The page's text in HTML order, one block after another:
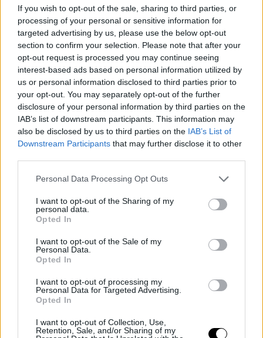
If you wish to opt-out of the sale, sharing to third parties, or
processing of your personal or sensitive information for
targeted advertising by us, please use the below opt-out
section to confirm your selection. Please note that after your
opt-out request is processed you may continue seeing
interest-based ads based on personal information utilized by
us or personal information disclosed to third parties prior to
your opt-out. You may separately opt-out of the further
disclosure of your personal information by third parties on the
IAB’s list of downstream participants. This information may
also be disclosed by us to third parties on the IAB’s List of
Downstream Participants that may further disclose it to other
Personal Data Processing Opt Outs
I want to opt-out of the Sharing of my
personal data.
Opted In
I want to opt-out of the Sale of my
Personal Data.
Opted In
I want to opt-out of processing my
Personal Data for Targeted Advertising.
Opted In
I want to opt-out of Collection, Use,
Retention, Sale, and/or Sharing of my
abbia giocato davvero molto bene, come ha dimostrato
anche nelle semifinali, quindi un grande complimento a
lui per aver ottenuto un risultato del genere. Penso che
sulla terra probabilmente giochi il mio miglior tennis ed
è qui che ho mostrato il mio miglior livello durante tutta
la mia carriera. Penso di starmi preparando bene per
competere qui e quello è l'obiettivo principale".
"Ma per me la priorità è tornare a sentirmi sano e
fisicamente pronto a competere, ed è proprio come mi
sento in questo momento, quindi sono felice per questo.
Penso che i risultati arriveranno, quindi non ho fretta".
Il lavoro dietro a un
infortunio
"Gli altri giocano, vincono
e ti superano nel ranking,
ma penso che l'unico modo